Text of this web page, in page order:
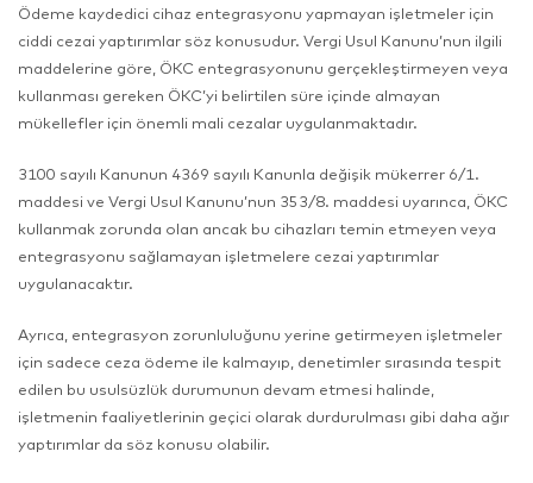
Ödeme kaydedici cihaz entegrasyonu yapmayan işletmeler için
ciddi cezai yaptırımlar söz konusudur. Vergi Usul Kanunu’nun ilgili
maddelerine göre, ÖKC entegrasyonunu gerçekleştirmeyen veya
kullanması gereken ÖKC’yi belirtilen süre içinde almayan
mükellefler için önemli mali cezalar uygulanmaktadır.
3100 sayılı Kanunun 4369 sayılı Kanunla değişik mükerrer 6/1.
maddesi ve Vergi Usul Kanunu’nun 353/8. maddesi uyarınca, ÖKC
kullanmak zorunda olan ancak bu cihazları temin etmeyen veya
entegrasyonu sağlamayan işletmelere cezai yaptırımlar
uygulanacaktır.
Ayrıca, entegrasyon zorunluluğunu yerine getirmeyen işletmeler
için sadece ceza ödeme ile kalmayıp, denetimler sırasında tespit
edilen bu usulsüzlük durumunun devam etmesi halinde,
işletmenin faaliyetlerinin geçici olarak durdurulması gibi daha ağır
yaptırımlar da söz konusu olabilir.